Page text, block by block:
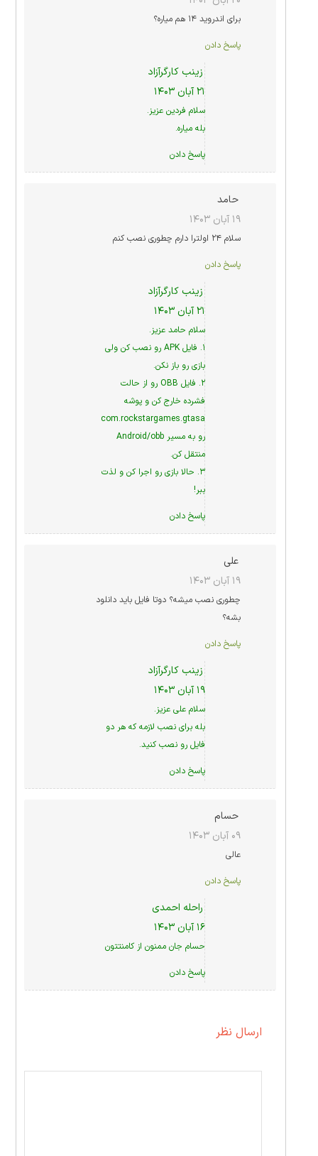
برای اندروید ۱۴ هم میاره؟
پاسخ دادن
زینب کارگرآزاد
۲۱ آبان ۱۴۰۳
سلام فردین عزیز.
بله میاره.
پاسخ دادن
حامد
۱۹ آبان ۱۴۰۳
سلام ۲۴ اولترا دارم چطوری نصب کنم
پاسخ دادن
زینب کارگرآزاد
۲۱ آبان ۱۴۰۳
سلام حامد عزیز.
۱. فایل APK رو نصب کن ولی
بازی رو باز نکن.
۲. فایل OBB رو از حالت
فشرده خارج کن و پوشه
com.rockstargames.gtasa
رو به مسیر Android/obb
منتقل کن.
۳. حالا بازی رو اجرا کن و لذت
ببر!
پاسخ دادن
علی
۱۹ آبان ۱۴۰۳
چطوری نصب میشه؟ دوتا فایل باید دانلود
بشه؟
پاسخ دادن
زینب کارگرآزاد
۱۹ آبان ۱۴۰۳
سلام علی عزیز.
بله برای نصب لازمه که هر دو
فایل رو نصب کنید.
پاسخ دادن
حسام
۰۹ آبان ۱۴۰۳
عالی
پاسخ دادن
راحله احمدی
۱۶ آبان ۱۴۰۳
حسام جان ممنون از کامنتتون
پاسخ دادن
ارسال نظر